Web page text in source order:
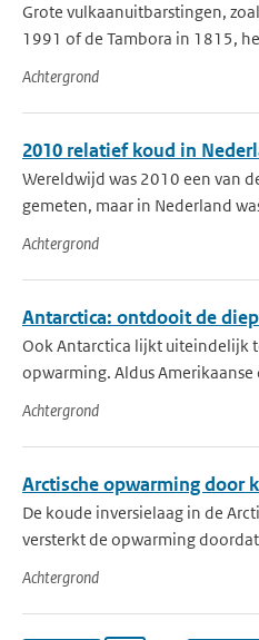
Grote vulkaanuitbarstingen,
1991 of de Tambora in 1815,
Achtergrond
2010 relatief koud in
Wereldwijd was 2010 een van
gemeten, maar in Nederland
Achtergrond
Antarctica: ontdooit de
Ook Antarctica lijkt uiteindelijk
opwarming. Aldus Amerikaanse
Achtergrond
Arctische opwarming door
De koude inversielaag in de
versterkt de opwarming
Achtergrond